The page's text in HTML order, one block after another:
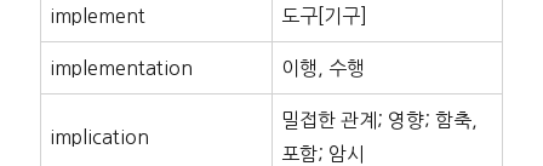
implement 도구[기구]
implementation 이행, 수행
implication
밀접한 관계; 영향; 함축,
포함; 암시